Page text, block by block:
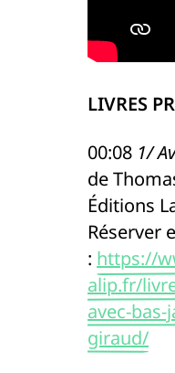
LIVRES
00:08 1/
de
Éditions
Réserver
: https://
alip.fr/
avec-
giraud/